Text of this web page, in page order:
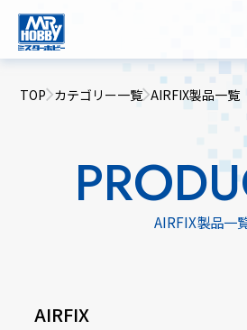
TOP カテゴリー一覧 AIRFIX製品一覧
AIRFIX製品一
AIRFIX